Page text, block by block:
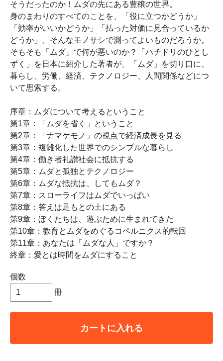
そうだったのか！ムダの先にある豊穣の世界。
身のまわりのすべてのことを、「役に立つかどうか」
「効率がいいかどうか」「払った対価に見合っているか
どうか」、そんなモノサシで測ってよいものだろうか。
そもそも「ムダ」で何が悪いのか？「ハチドリのひとし
ずく」を日本に紹介した著者が、「ムダ」を切り口に、
暮らし、労働、経済、テクノロジー、人間関係などにつ
いて思索する。
序章：ムダについて考えるということ
第1章：「ムダを省く」ということ
第2章：「ナマケモノ」の視点で経済成長を見る
第3章：複雑化した世界でのシンプルな暮らし
第4章：働き者礼讃社会に抵抗する
第5章：ムダと孤独とテクノロジー
第6章：ムダな抵抗は、してもムダ？
第7章：スローライフはムダでいっぱい
第8章：答えは足もとの土にある
第9章：ぼくたちは、遊ぶために生まれてきた
第10章：教育とムダをめぐるコペルニクス的転回
第11章：あなたは「ムダな人」ですか？
終章：愛とは時間をムダにすること
個数
冊
カートに入れる